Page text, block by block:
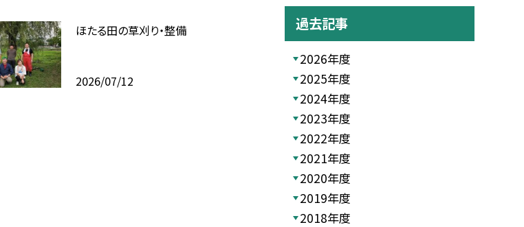
ほたる田の草刈り・整備
2026/07/12
過去記事
2026年度
2025年度
2024年度
2023年度
2022年度
2021年度
2020年度
2019年度
2018年度